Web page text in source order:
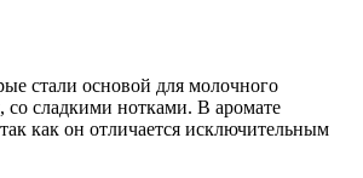
стали основой для молочного
со сладкими нотками. В аромате
как он отличается исключительным